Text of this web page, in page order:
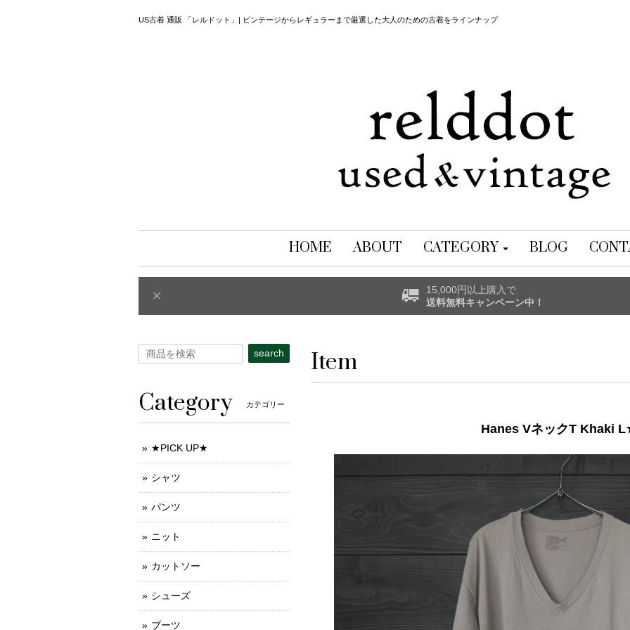
US古着 通販 「レルドット」| ビンテージからレギュラーまで厳選した大人のための古着をラインナップ
HOME ABOUT CATEGORY BLOG
15,000円以上購入で
送料無料キャンペーン中！
Item
Hanes VネックT Khaki
search
Category カテゴリー
★PICK UP★
シャツ
パンツ
ニット
カットソー
シューズ
ブーツ